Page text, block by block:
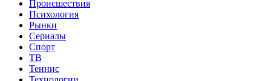
Происшествия
Психология
Рынки
Сериалы
Спорт
ТВ
Теннис